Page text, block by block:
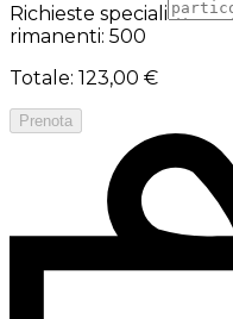
Richieste speciali
rimanenti: 500
Totale: 123,00 €
Prenota